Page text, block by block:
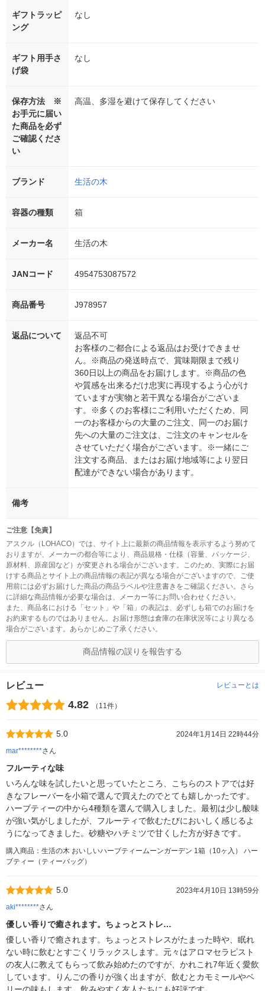
ギフトラッピ
ング
なし
ギフト用手さ
げ袋
なし
保存方法 ※
お手元に届い
た商品を必ず
ご確認くださ
い
高温、多湿を避けて保存してください
ブランド 生活の木
容器の種類 箱
メーカー名 生活の木
JANコード 4954753087572
商品番号 J978957
返品について
返品不可
お客様のご都合による返品はお受けできませ
ん。※商品の発送時点で、賞味期限まで残り
360日以上の商品をお届けします。※商品の色
や質感を出来るだけ忠実に再現するよう心がけ
ていますが実物と若干異なる場合がございま
す。※多くのお客様にご利用いただくため、同
一のお客様からの大量のご注文、同一のお届け
先への大量のご注文は、ご注文のキャンセルを
させていただく場合がございます。※一緒にご
注文する商品、またはお届け地域等により翌日
配達ができない場合があります。
備考
ご注意【免責】
アスクル（LOHACO）では、サイト上に最新の商品情報を表示するよう努めて
おりますが、メーカーの都合等により、商品規格・仕様（容量、パッケージ、
原材料、原産国など）が変更される場合がございます。このため、実際にお届
けする商品とサイト上の商品情報の表記が異なる場合がございますので、ご使
用前には必ずお届けした商品の商品ラベルや注意書きをご確認ください。さら
に詳細な商品情報が必要な場合は、メーカー等にお問い合わせください。
また、商品名における「セット」や「箱」の表記は、必ずしも箱でのお届けを
お約束するものではありません。お届け形態は倉庫の在庫状況等により異なる
場合がございます。あらかじめご了承ください。
商品情報の誤りを報告する
レビュー レビューとは
4.82 （11件）
5.0
2024年1月14日 22時44分
mar********さん
フルーティな味
いろんな味を試したいと思っていたところ、こちらのストアでは好
きなフレーバーを小箱で選んで買えたのでとても嬉しかったです。
ハーブティーの中から4種類を選んで購入しました。最初は少し酸味
が強い気がしましたが、フルーティで飲むたびにおいしく感じるよ
うになってきました。砂糖やハチミツで甘くした方が好きです。
購入商品：生活の木 おいしいハーブティームーンガーデン 1箱（10ヶ入） ハー
ブティー（ティーバッグ）
5.0
2023年4月10日 13時59分
aki********さん
優しい香りで癒されます。ちょっとストレ…
優しい香りで癒されます。ちょっとストレスがたまった時や、眠れ
ない時に飲むとすごくリラックスします。元々はアロマセラピスト
の友人に教えてもらって飲み始めたのですが、かれこれ7年近く愛飲
しています。りんごの香りが強く出ますが、飲むとカモミールやベ